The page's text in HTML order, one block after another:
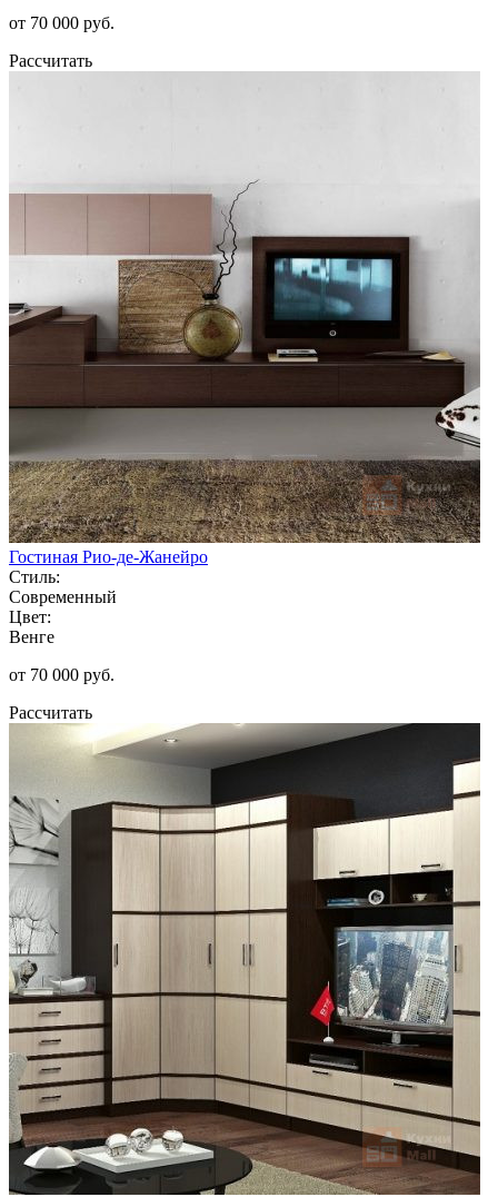
от 70 000 руб.
Рассчитать
Гостиная Рио-де-Жанейро
Стиль:
Современный
Цвет:
Венге
от 70 000 руб.
Рассчитать